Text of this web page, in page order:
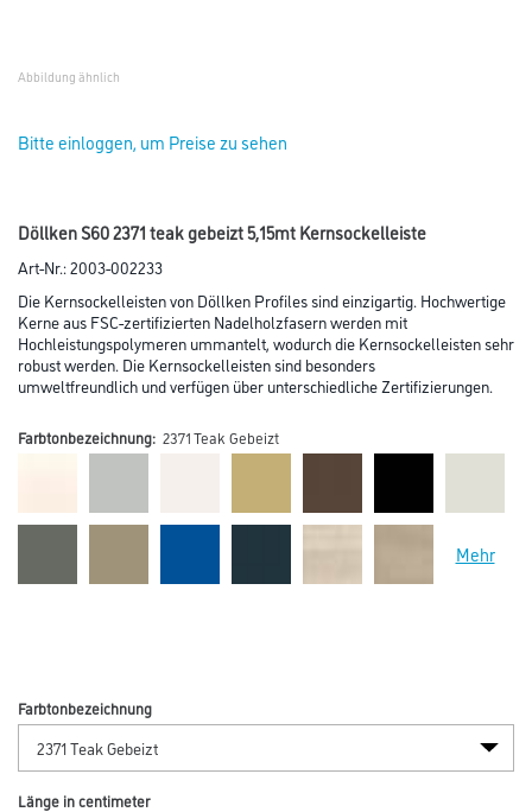
Abbildung ähnlich
Bitte einloggen, um Preise zu sehen
Döllken S60 2371 teak gebeizt 5,15mt Kernsockelleiste
Art-Nr.:2003-002233
Die Kernsockelleisten von Döllken Profiles sind einzigartig. Hochwertige
Kerne aus FSC-zertifizierten Nadelholzfasern werden mit
Hochleistungspolymeren ummantelt, wodurch die Kernsockelleisten sehr
robust werden. Die Kernsockelleisten sind besonders
umweltfreundlich und verfügen über unterschiedliche Zertifizierungen.
Farbtonbezeichnung: 2371 Teak Gebeizt
Mehr
Farbtonbezeichnung
Länge in centimeter